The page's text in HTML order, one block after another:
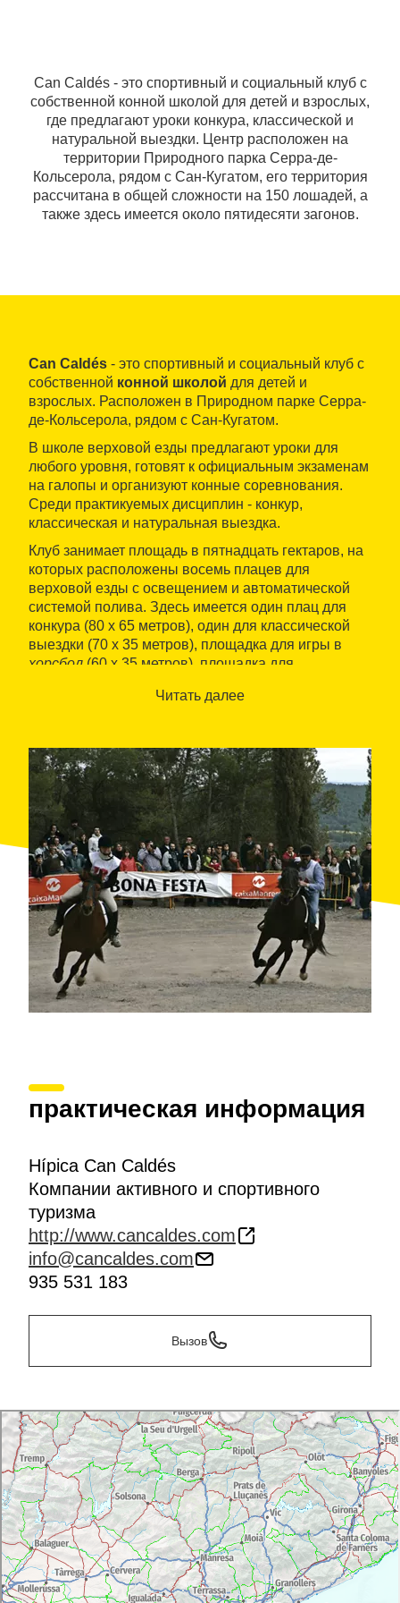
Can Caldés - это спортивный и социальный клуб с
собственной конной школой для детей и взрослых,
где предлагают уроки конкура, классической и
натуральной выездки. Центр расположен на
территории Природного парка Серра-де-
Кольсерола, рядом с Сан-Кугатом, его территория
рассчитана в общей сложности на 150 лошадей, а
также здесь имеется около пятидесяти загонов.
Can Caldés - это спортивный и социальный клуб с
собственной конной школой для детей и
взрослых. Расположен в Природном парке Серра-
де-Кольсерола, рядом с Сан-Кугатом.
В школе верховой езды предлагают уроки для
любого уровня, готовят к официальным экзаменам
на галопы и организуют конные соревнования.
Среди практикуемых дисциплин - конкур,
классическая и натуральная выездка.
Клуб занимает площадь в пятнадцать гектаров, на
которых расположены восемь плацев для
верховой езды с освещением и автоматической
системой полива. Здесь имеется один плац для
конкура (80 х 65 метров), один для классической
выездки (70 х 35 метров), площадка для игры в
хорсбол (60 х 35 метров), площадка для
х 20 метров) и три многофункциональных
располагает пятьюдесятьюпаддоками
Также здесь организуют детские лагеря,
маршруты, прогулки на пони и в повозках и
предоставляют место для празднования дней
рождения. Помимо всего этого, центр проводит
сеансы иппотерапии икоучинга с лошадьми.
Читать далее
практическая информация
Hípica Can Caldés
Компании активного и спортивного
туризма
http://www.cancaldes.com
info@cancaldes.com
935 531 183
Вызов